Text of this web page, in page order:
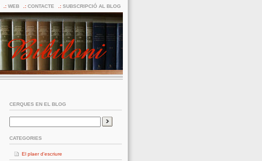
SUBSCRIPCIÓ AL BLOG
CONTACTE
WEB
CERQUES EN EL BLOG
CATEGORIES
El plaer d'escriure